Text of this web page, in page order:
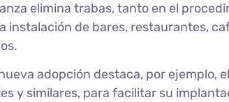
elimina trabas, tanto en el
instalación de bares, restaurantes,
adopción destaca, por ejemplo,
y similares, para facilitar su